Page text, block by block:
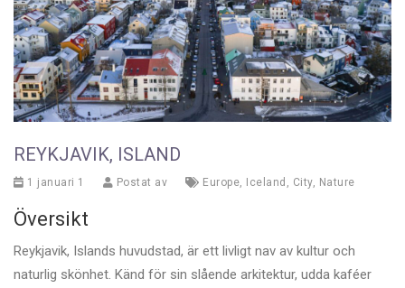
REYKJAVIK, ISLAND
1 januari 1 Postat av Europe, Iceland , City, Nature
Översikt
Reykjavik, Islands huvudstad, är ett livligt nav av kultur och
naturlig skönhet. Känd för sin slående arkitektur, udda kaféer